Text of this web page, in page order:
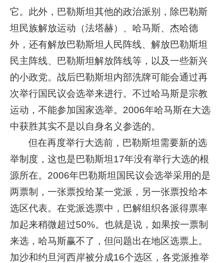
它。此外，巴勒斯坦其他的政治派别，除巴勒斯
坦民族解放运动（法塔赫）、哈马斯、杰哈德
外，还有解放巴勒斯坦人民阵线、解放巴勒斯坦
民主阵线、巴勒斯坦解放阵线等，以及一些新兴
的小政党。战后巴勒斯坦内部洗牌可能会通过再
次举行国民议会选举来进行。不过哈马斯是宗教
运动，不能参加国家选举。2006年哈马斯在大选
中获胜其实不是以自身名义参选的。
但在再度举行大选前，巴勒斯坦需要新的选
举制度，这也是巴勒斯坦17年没有举行大选的根
源所在。2006年巴勒斯坦国民议会选举采用的是
两票制，一张票投给某一党派，另一张票投给本
选区代表。在党派选票中，巴解组织各派得票率
加起来稍微超过50%。也就是说，如果按一票制
来选，哈马斯赢不了，但问题出在地区选票上。
加沙和约旦河西岸被分成16个选区，各党派推举